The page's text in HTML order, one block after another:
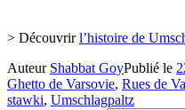
> Découvrirl’histoire de
Auteur Shabbat GoyPublié le
Ghetto de Varsovie, Rues de
stawki, Umschlagpaltz